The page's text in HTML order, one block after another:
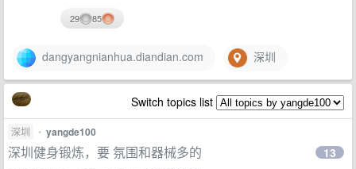
29 85
dangyangnianhua.diandian.com 深圳
Switch topics list
深圳 • yangde100
深圳健身锻炼，要 氛围和器械多的 13